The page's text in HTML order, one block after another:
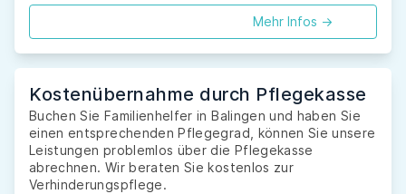
Mehr Infos ->
Kostenübernahme durch Pflegekasse
Buchen Sie Familienhelfer in Balingen und haben Sie
einen entsprechenden Pflegegrad, können Sie unsere
Leistungen problemlos über die Pflegekasse
abrechnen. Wir beraten Sie kostenlos zur
Verhinderungspflege.